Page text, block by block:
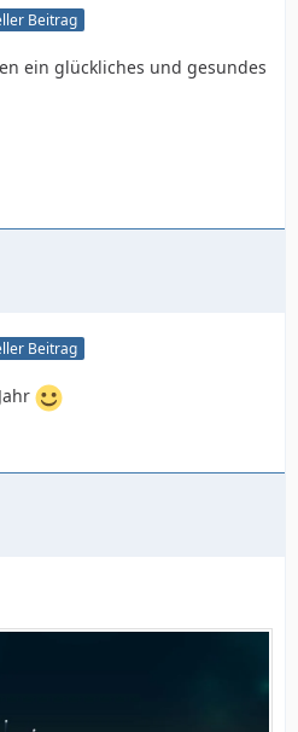
Beitrag
ein glückliches und gesundes
Beitrag